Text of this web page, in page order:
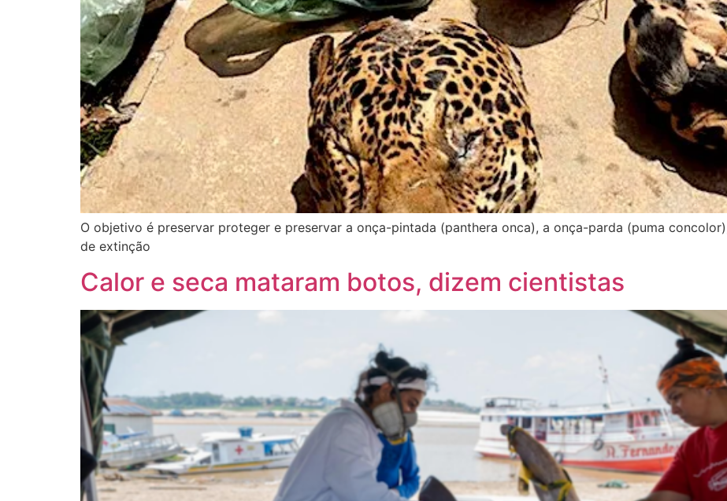
O objetivo é preservar proteger e preservar a onça-pintada (panthera onca), a onça-parda (puma
de extinção
Calor e seca mataram botos, dizem cientistas